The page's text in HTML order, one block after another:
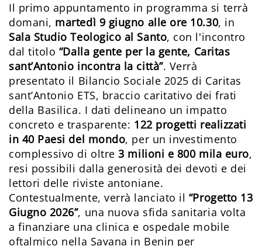
Il primo appuntamento in programma si terrà
domani, martedì 9 giugno alle ore 10.30, in
Sala Studio Teologico al Santo, con l'incontro
dal titolo “Dalla gente per la gente, Caritas
sant’Antonio incontra la città”. Verrà
presentato il Bilancio Sociale 2025 di Caritas
sant’Antonio ETS, braccio caritativo dei frati
della Basilica. I dati delineano un impatto
concreto e trasparente: 122 progetti realizzati
in 40 Paesi del mondo, per un investimento
complessivo di oltre3 milioni e 800 mila euro,
resi possibili dalla generosità dei devoti e dei
lettori delle riviste antoniane.
Contestualmente, verrà lanciato il “Progetto 13
Giugno 2026”, una nuova sfida sanitaria volta
a finanziare una clinica e ospedale mobile
oftalmico nella Savana in Benin per